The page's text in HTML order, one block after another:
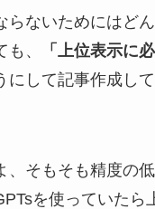
らないためにはど
、
「上位表示に
にして記事作成し
、そもそも精度の
を使っていたら